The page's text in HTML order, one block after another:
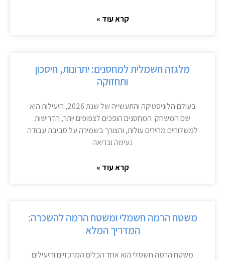
קרא עוד »
מלגזה חשמלית למחסנים: יתרונות, חיסכון
ותחזוקה
בעולם הלוגיסטיקה והתעשייה של שנת 2026, היעילות היא
שם המשחק. המחסנים הופכים לצפופים יותר, הדרישות
למשלוחים מהירים עולות, והצורך בשמירה על סביבת עבודה
נעימה ובריאה
קרא עוד »
משטח הרמה חשמלי ומשטח הרמה להשכרה:
המדריך המלא
משטח הרמה חשמלי הוא אחד הכלים המרכזיים והיעילים